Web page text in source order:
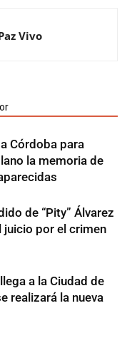
Vivo
Córdoba para
la memoria de
de “Pity” Álvarez
juicio por el crimen
a la Ciudad de
realizará la nueva